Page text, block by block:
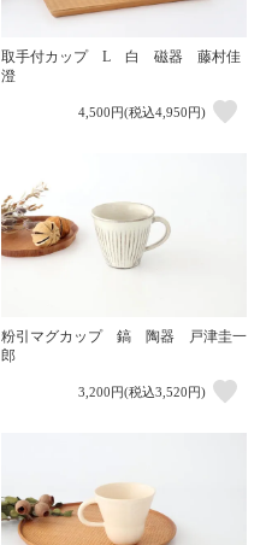
取手付カップ L 白 磁器 藤村佳
澄
4,500円(税込4,950円)
粉引マグカップ 鎬 陶器 戸津圭一
郎
3,200円(税込3,520円)